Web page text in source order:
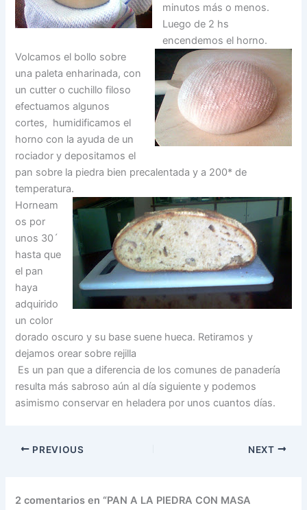
minutos más o menos.
Luego de 2 hs
encendemos el horno.
Volcamos el bollo sobre
una paleta enharinada, con
un cutter o cuchillo filoso
efectuamos algunos
cortes, humidificamos el
horno con la ayuda de un
rociador y depositamos el
pan sobre la piedra bien precalentada y a 200* de
temperatura.
Horneam
os por
unos 30´
hasta que
el pan
haya
adquirido
un color
dorado oscuro y su base suene hueca. Retiramos y
dejamos orear sobre rejilla
Es un pan que a diferencia de los comunes de panadería
resulta más sabroso aún al día siguiente y podemos
asimismo conservar en heladera por unos cuantos días.
PREVIOUS NEXT
2 comentarios en “PAN A LA PIEDRA CON MASA